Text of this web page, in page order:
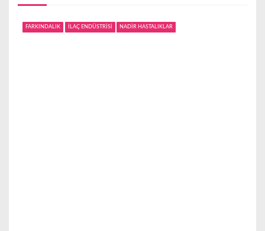
n
FARKINDALIK İLAÇ ENDÜSTRİSİ NADİR HASTALIKLAR